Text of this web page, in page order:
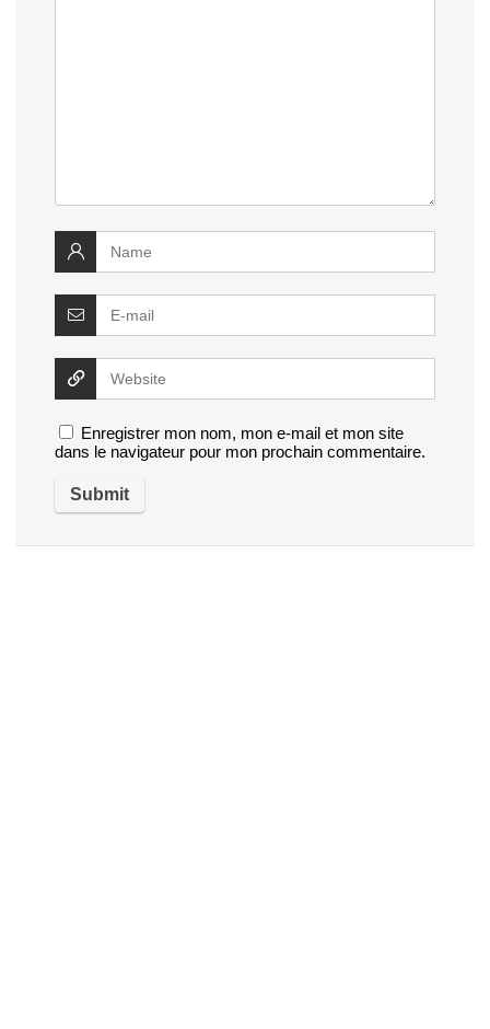
Enregistrer mon nom, mon e-mail et mon site
dans le navigateur pour mon prochain commentaire.